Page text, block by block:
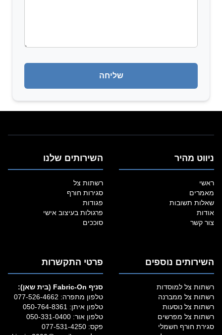
ניווט מהיר
ראשי
מאמרים
שאלות תשובות
אודות
צור קשר
השירותים שלנו
רשתות צל
סגירות חורף
פגודות
פרגולות בעיצוב אישי
סוככים
השירותים נוספים
רשתות צל למוסדות
רשתות צל ממברנה
רשתות צל נוסעות
רשתות צל מפרשים
סגירת חורף חשמלי
פרטי התקשרות
סניף Fabric‑On (בית שאן):
טלפון מתפרה: 077-526-4662
טלפון איתן: 050-764-8361
טלפון אור: 050-331-0400
פקס: 077-531-4250